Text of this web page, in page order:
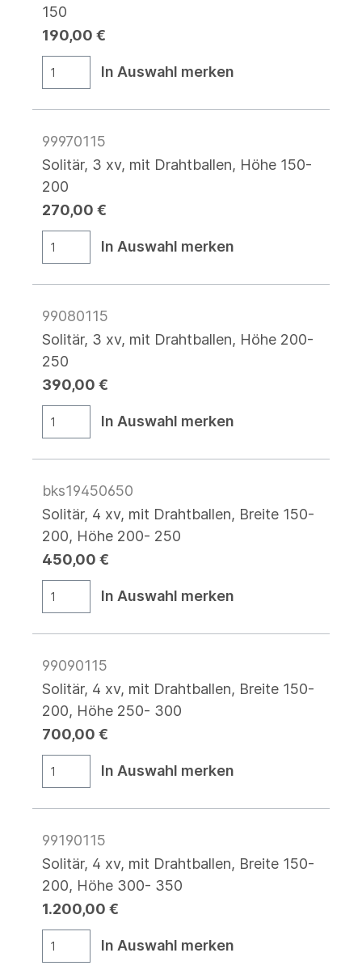
150
190,00 €
In Auswahl merken
99970115
Solitär, 3 xv, mit Drahtballen, Höhe 150-
200
270,00 €
In Auswahl merken
99080115
Solitär, 3 xv, mit Drahtballen, Höhe 200-
250
390,00 €
In Auswahl merken
bks19450650
Solitär, 4 xv, mit Drahtballen, Breite 150-
200, Höhe 200- 250
450,00 €
In Auswahl merken
99090115
Solitär, 4 xv, mit Drahtballen, Breite 150-
200, Höhe 250- 300
700,00 €
In Auswahl merken
99190115
Solitär, 4 xv, mit Drahtballen, Breite 150-
200, Höhe 300- 350
1.200,00 €
In Auswahl merken